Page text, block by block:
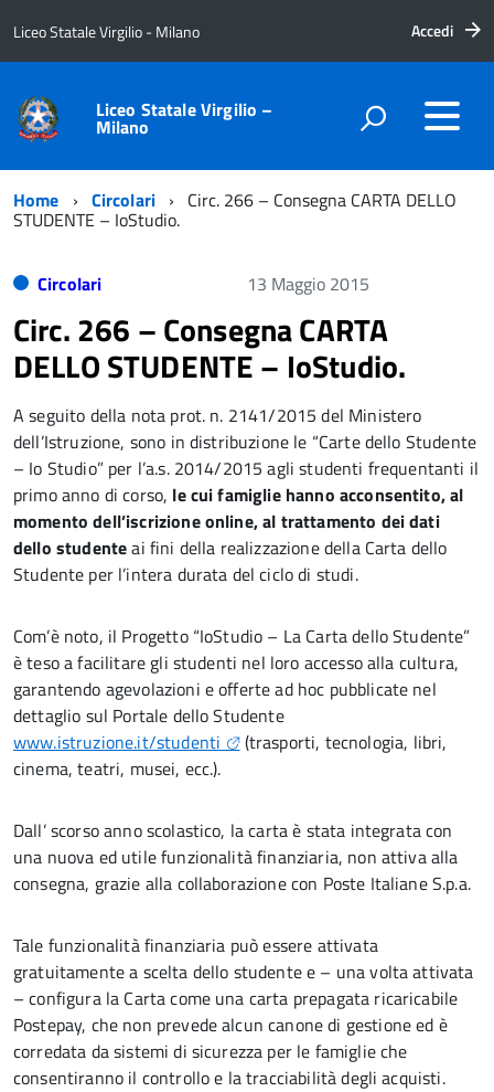
Liceo Statale Virgilio - Milano Accedi
Liceo Statale Virgilio –
Milano
Home Circolari Circ. 266 – Consegna CARTA DELLO
STUDENTE – IoStudio.
Circolari 13 Maggio 2015
Circ. 266 – Consegna CARTA
DELLO STUDENTE – IoStudio.
A seguito della nota prot. n. 2141/2015 del Ministero
dell’Istruzione, sono in distribuzione le “Carte dello Studente
– Io Studio” per l’a.s. 2014/2015 agli studenti frequentanti il
primo anno di corso, le cui famiglie hanno acconsentito, al
momento dell’iscrizione online, al trattamento dei dati
dello studenteai fini della realizzazione della Carta dello
Studente per l’intera durata del ciclo di studi.
Com’è noto, il Progetto “IoStudio – La Carta dello Studente”
è teso a facilitare gli studenti nel loro accesso alla cultura,
garantendo agevolazioni e offerte ad hoc pubblicate nel
dettaglio sul Portale dello Studente
www.istruzione.it/studenti
(trasporti, tecnologia, libri,
cinema, teatri, musei, ecc.).
Dall’ scorso anno scolastico, la carta è stata integrata con
una nuova ed utile funzionalità finanziaria, non attiva alla
consegna, grazie alla collaborazione con Poste Italiane S.p.a.
Tale funzionalità finanziaria può essere attivata
gratuitamente a scelta dello studente e – una volta attivata
– configura la Carta come una carta prepagata ricaricabile
Postepay, che non prevede alcun canone di gestione ed è
corredata da sistemi di sicurezza per le famiglie che
consentiranno il controllo e la tracciabilità degli acquisti.